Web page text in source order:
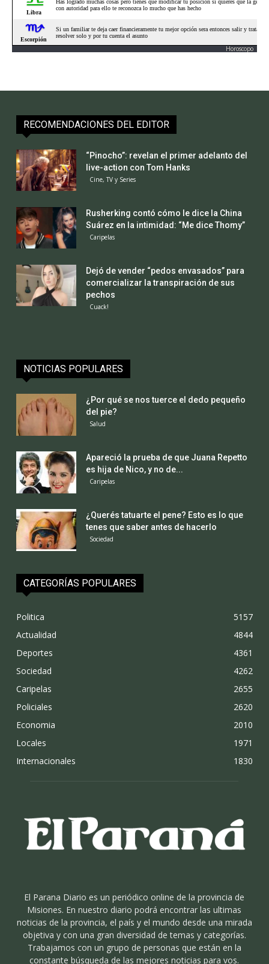
Horoscopo
RECOMENDACIONES DEL EDITOR
“Pinocho”: revelan el primer adelanto del
live-action con Tom Hanks
Cine, TV y Series
Rusherking contó cómo le dice la China
Suárez en la intimidad: “Me dice Thomy”
Caripelas
Dejó de vender “pedos envasados” para
comercializar la transpiración de sus
pechos
Cuack!
NOTICIAS POPULARES
¿Por qué se nos tuerce el dedo pequeño
del pie?
Salud
Apareció la prueba de que Juana Repetto
es hija de Nico, y no de...
Caripelas
¿Querés tatuarte el pene? Esto es lo que
tenes que saber antes de hacerlo
Sociedad
CATEGORÍAS POPULARES
Politica
5157
Actualidad
4844
Deportes
4361
Sociedad
4262
Caripelas
2655
Policiales
2620
Economia
2010
Locales
1971
Internacionales
1830
El Parana Diario es un periódico online de la provincia de
Misiones. En nuestro diario podrá encontrar las ultimas
noticias de la provincia, el país y el mundo desde una mirada
objetiva y con una gran diversidad de temas y categorías.
Trabajamos con un grupo de personas que están en la
constante búsqueda de las mejores noticias para vos.